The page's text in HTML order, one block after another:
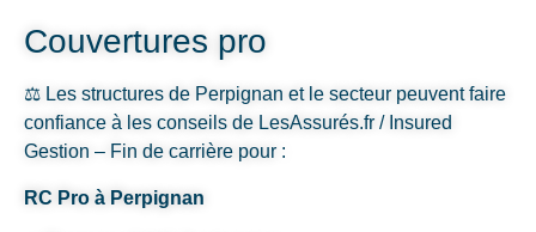
Couvertures pro
⚖️ Les structures de Perpignan et le secteur peuvent faire
confiance à les conseils de LesAssurés.fr / Insured
Gestion – Fin de carrière pour :
RC Pro à Perpignan